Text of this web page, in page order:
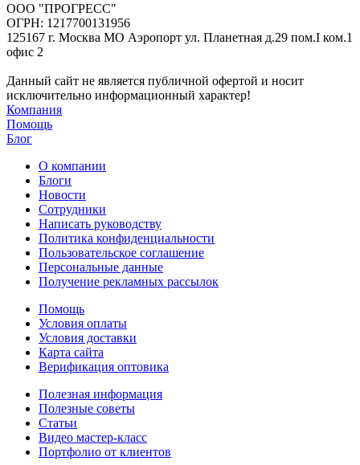
ООО "ПРОГРЕСС"
ОГРН: 1217700131956
125167 г. Москва МО Аэропорт ул. Планетная д.29 пом.I ком.1
офис 2
Данный сайт не является публичной офертой и носит
исключительно информационный характер!
Компания
Помощь
Блог
О компании
Блоги
Новости
Сотрудники
Написать руководству
Политика конфиденциальности
Пользовательское соглашение
Персональные данные
Получение рекламных рассылок
Помощь
Условия оплаты
Условия доставки
Карта сайта
Верификация оптовика
Полезная информация
Полезные советы
Статьи
Видео мастер-класс
Портфолио от клиентов